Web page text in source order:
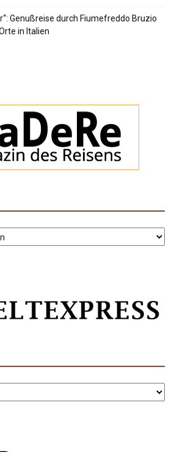
Genußreise durch Fiumefreddo Bruzio
in Italien